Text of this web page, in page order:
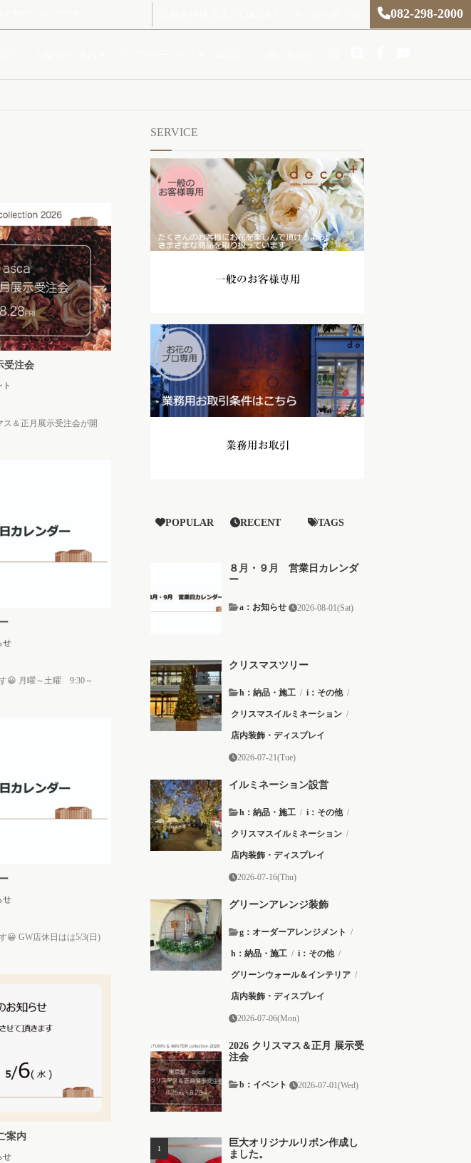
082-298-2000
受注会
＆正月展示受注会が開
せ
😀 月曜～土曜 9:30～
せ
😀 GW店休日はは5/3(日)
案内
せ
SERVICE
POPULAR RECENT TAGS
８月・９月 営業日カレンダ
ー
a：お知らせ 2026-08-01(Sat)
クリスマスツリー
h：納品・施工 / i：その他 /
クリスマスイルミネーション /
店内装飾・ディスプレイ
2026-07-21(Tue)
イルミネーション設営
h：納品・施工 / i：その他 /
クリスマスイルミネーション /
店内装飾・ディスプレイ
2026-07-16(Thu)
グリーンアレンジ装飾
g：オーダーアレンジメント /
h：納品・施工 / i：その他 /
グリーンウォール＆インテリア /
店内装飾・ディスプレイ
2026-07-06(Mon)
2026 クリスマス＆正月 展示受
注会
b：イベント 2026-07-01(Wed)
巨大オリジナルリボン作成し
ました。